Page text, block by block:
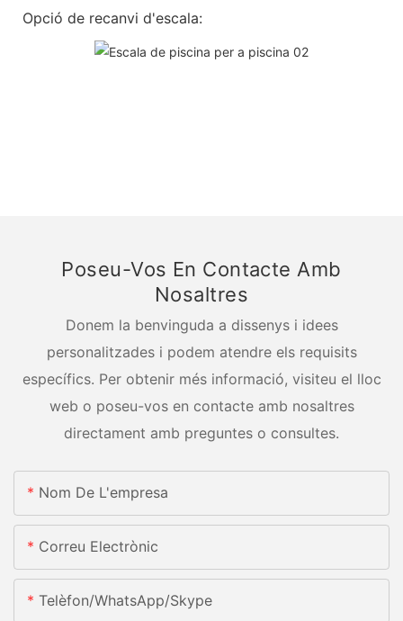
Opció de recanvi d'escala:
Poseu-Vos En Contacte Amb
Nosaltres
Donem la benvinguda a dissenys i idees
personalitzades i podem atendre els requisits
específics. Per obtenir més informació, visiteu el lloc
web o poseu-vos en contacte amb nosaltres
directament amb preguntes o consultes.
Nom De L'empresa
Correu Electrònic
Telèfon/WhatsApp/Skype